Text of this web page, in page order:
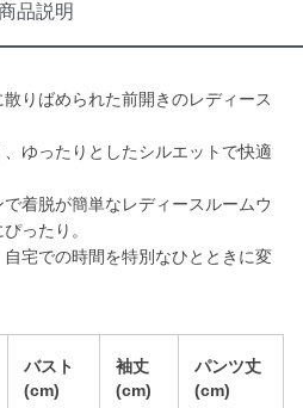
品説明
りばめられた前開きのレディース
ゆったりとしたシルエットで快適
着脱が簡単なレディースルームウ
ったり。
自宅での時間を特別なひとときに変
バスト
(cm)
袖丈
(cm)
パンツ丈
(cm)